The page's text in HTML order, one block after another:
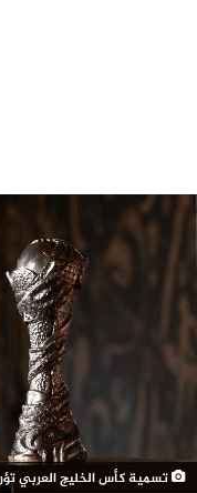
تسمية كأس الخليج العربي